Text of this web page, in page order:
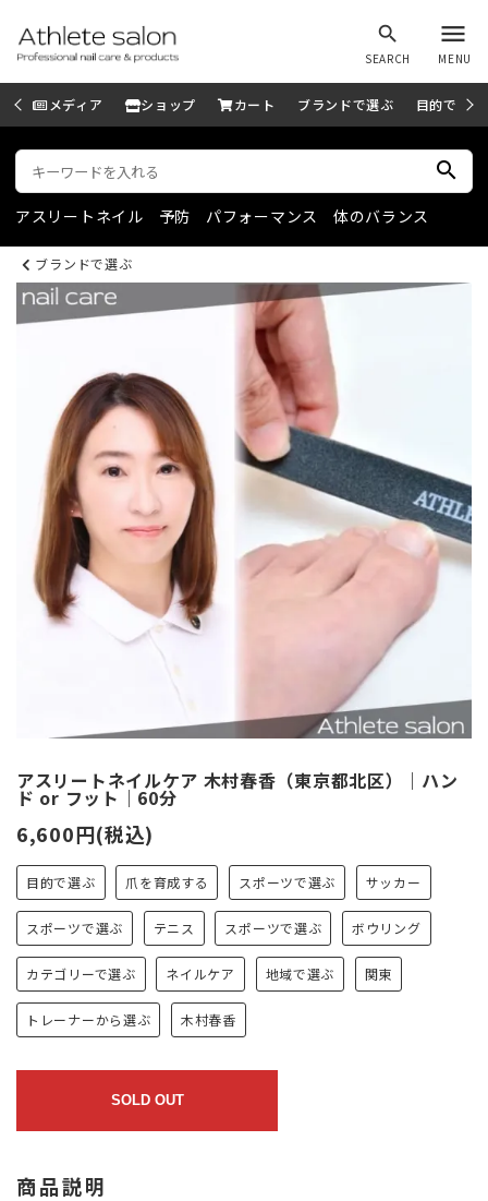
search
SEARCH
menu
MENU
メディア ショップ カート ブランドで選ぶ 目的で選ぶ
search
アスリートネイル 予防 パフォーマンス 体のバランス
ブランドで選ぶ
アスリートネイルケア 木村春香（東京都北区）｜ハン
ド or フット｜60分
6,600円(税込)
目的で選ぶ 爪を育成する スポーツで選ぶ サッカー
スポーツで選ぶ テニス スポーツで選ぶ ボウリング
カテゴリーで選ぶ ネイルケア 地域で選ぶ 関東
トレーナーから選ぶ 木村春香
SOLD OUT
商品説明